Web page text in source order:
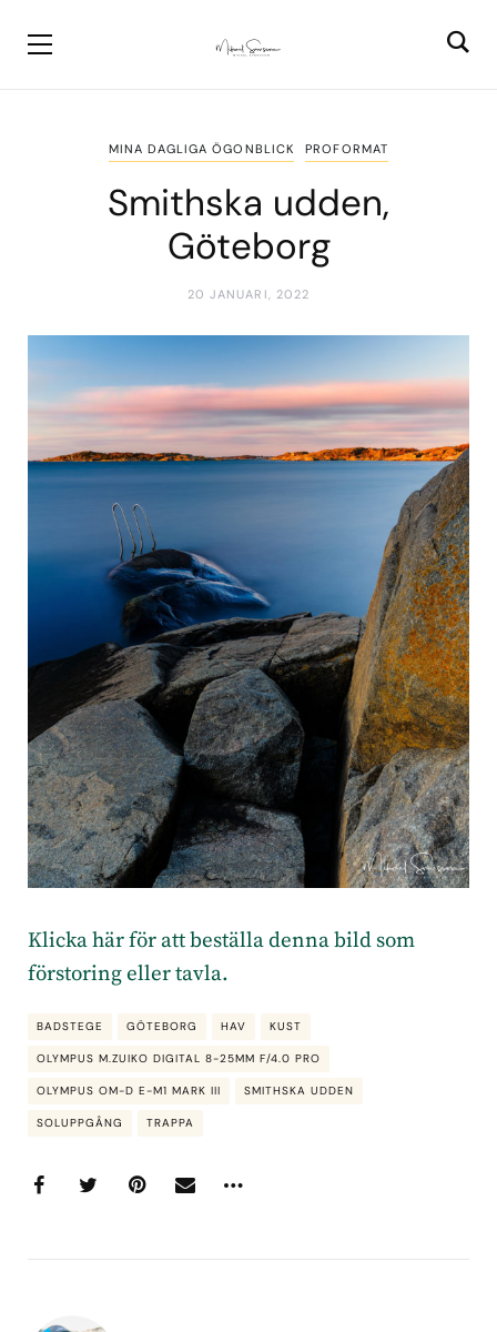
MINA DAGLIGA ÖGONBLICK PROFORMAT
Smithska udden,
Göteborg
20 JANUARI, 2022
Klicka här för att beställa denna bild som
förstoring eller tavla.
BADSTEGE GÖTEBORG HAV KUST
OLYMPUS M.ZUIKO DIGITAL 8-25MM F/4.0 PRO
OLYMPUS OM-D E-M1 MARK III SMITHSKA UDDEN
SOLUPPGÅNG TRAPPA